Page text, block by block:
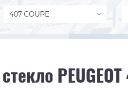
407 COUPE